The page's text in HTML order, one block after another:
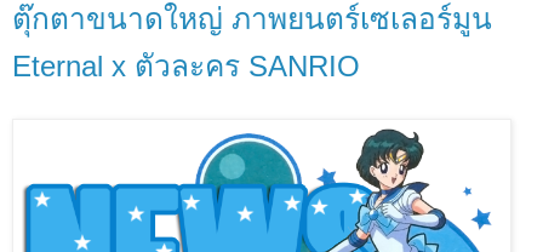
ตุ๊กตาขนาดใหญ่ ภาพยนตร์เซเลอร์มูน
Eternal x ตัวละคร SANRIO